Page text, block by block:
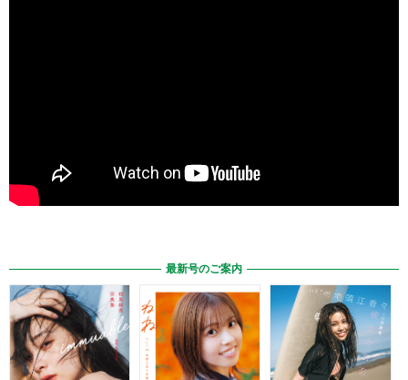
最新号のご案内